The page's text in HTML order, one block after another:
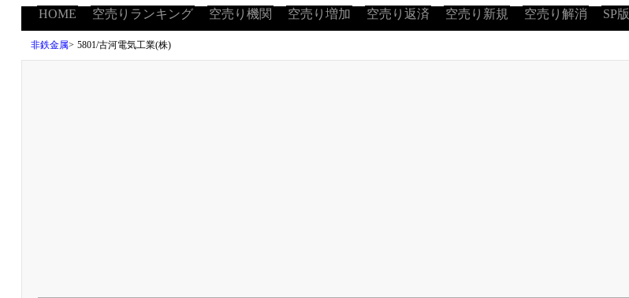
HOME 空売りランキング 空売り機関 空売り増加 空売り返済 空売り新規 空売り解消 SP版
非鉄金属> 5801/古河電気工業(株)